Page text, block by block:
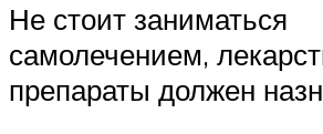
Не стоит заниматься
самолечением,
препараты должен